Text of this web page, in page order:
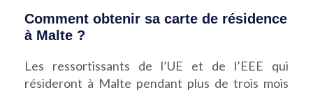
Comment obtenir sa carte de résidence
à Malte ?
Les ressortissants de l’UE et de l’EEE qui
résideront à Malte pendant plus de trois mois